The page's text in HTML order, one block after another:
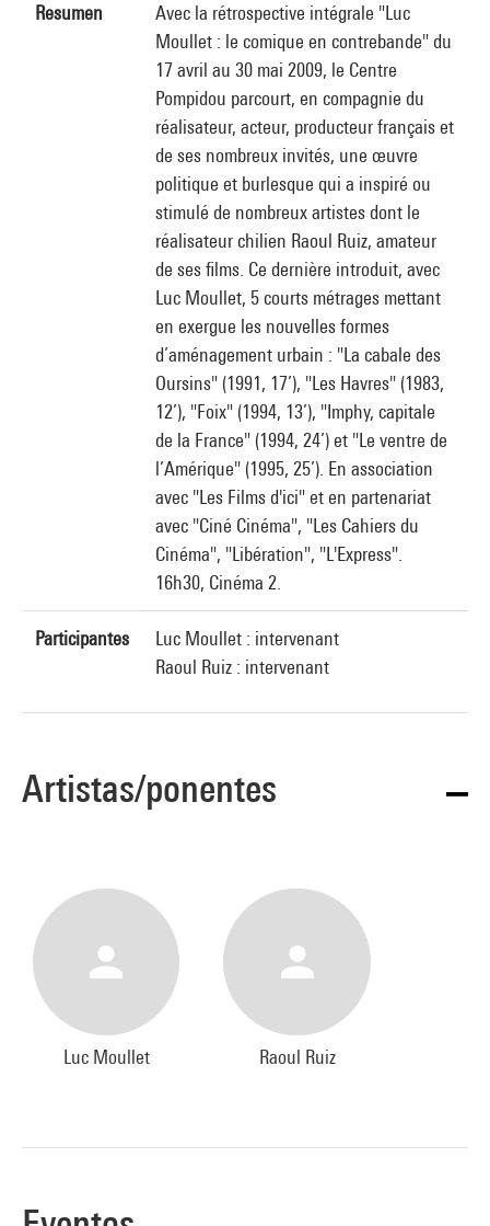
Resumen
Avec la rétrospective intégrale "Luc
Moullet : le comique en contrebande" du
17 avril au 30 mai 2009, le Centre
Pompidou parcourt, en compagnie du
réalisateur, acteur, producteur français et
de ses nombreux invités, une œuvre
politique et burlesque qui a inspiré ou
stimulé de nombreux artistes dont le
réalisateur chilien Raoul Ruiz, amateur
de ses films. Ce dernière introduit, avec
Luc Moullet, 5 courts métrages mettant
en exergue les nouvelles formes
d’aménagement urbain : "La cabale des
Oursins" (1991, 17’), "Les Havres" (1983,
12’), "Foix" (1994, 13’), "Imphy, capitale
de la France" (1994, 24’) et "Le ventre de
l’Amérique" (1995, 25’). En association
avec "Les Films d'ici" et en partenariat
avec "Ciné Cinéma", "Les Cahiers du
Cinéma", "Libération", "L'Express".
16h30, Cinéma 2.
Participantes
Luc Moullet : intervenant
Raoul Ruiz : intervenant
Artistas/ponentes
Luc Moullet Raoul Ruiz